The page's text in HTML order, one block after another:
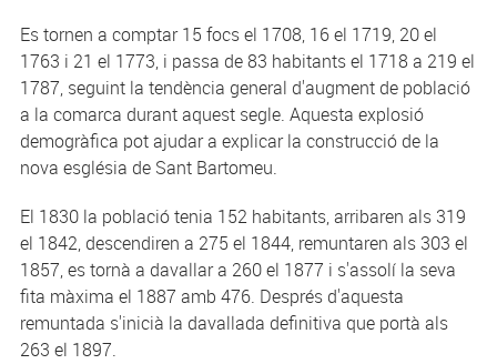
Es tornen a comptar 15 focs el 1708, 16 el 1719, 20 el
1763 i 21 el 1773, i passa de 83 habitants el 1718 a 219 el
1787, seguint la tendència general d'augment de població
a la comarca durant aquest segle. Aquesta explosió
demogràfica pot ajudar a explicar la construcció de la
nova església de Sant Bartomeu.
El 1830 la població tenia 152 habitants, arribaren als 319
el 1842, descendiren a 275 el 1844, remuntaren als 303 el
1857, es tornà a davallar a 260 el 1877 i s'assolí la seva
fita màxima el 1887 amb 476. Després d'aquesta
remuntada s'inicià la davallada definitiva que portà als
263 el 1897.